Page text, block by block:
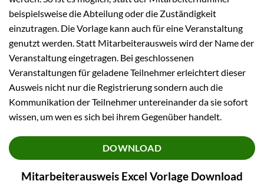
beispielsweise die Abteilung oder die Zuständigkeit
einzutragen. Die Vorlage kann auch für eine Veranstaltung
genutzt werden. Statt Mitarbeiterausweis wird der Name der
Veranstaltung eingetragen. Bei geschlossenen
Veranstaltungen für geladene Teilnehmer erleichtert dieser
Ausweis nicht nur die Registrierung sondern auch die
Kommunikation der Teilnehmer untereinander da sie sofort
wissen, um wen es sich bei ihrem Gegenüber handelt.
DOWNLOAD
Mitarbeiterausweis Excel Vorlage Download